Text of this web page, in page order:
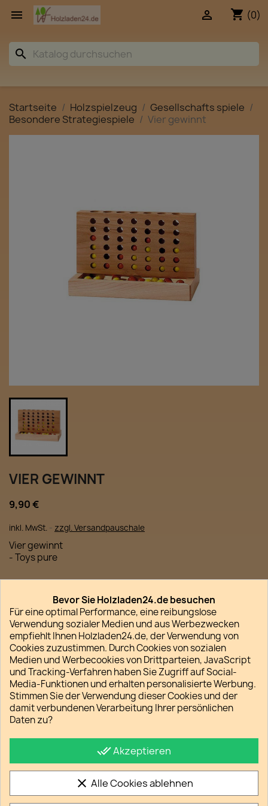
 shopping_cart (0)

search
Startseite Holzspielzeug
Gesellschafts spiele
Besondere Strategiespiele
Vier gewinnt
VIER GEWINNT
9,90 €
inkl. MwSt. zzgl. Versandpauschale
Vier gewinnt
- Toys pure
Menge
 IN DEN WARENKORB
favorite_border
Lieferfrist regulär 2-5 Werktage
Teilen
Datenschutz
So schützen wir Ihre Daten
Verpackung und Versand
Unsere Versandkostenpauschalen
Bevor Sie Holzladen24.de besuchen
Für eine optimal Performance, eine reibungslose
Verwendung sozialer Medien und aus Werbezwecken
empfiehlt Ihnen Holzladen24.de, der Verwendung von
Cookies zuzustimmen. Durch Cookies von sozialen
Medien und Werbecookies von Drittparteien, JavaScript
und Tracking-Verfahren haben Sie Zugriff auf Social-
Media-Funktionen und erhalten personalisierte Werbung.
Stimmen Sie der Verwendung dieser Cookies und der
damit verbundenen Verarbeitung Ihrer persönlichen
Daten zu?
done_allAkzeptieren
clear Alle Cookies ablehnen